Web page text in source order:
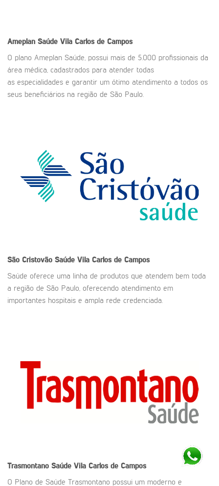
Ameplan Saúde Vila Carlos de Campos
O plano Ameplan Saúde, possui mais de 5.000 profissionais da
área médica, cadastrados para atender todas
as especialidades e garantir um ótimo atendimento a todos os
seus beneficiários na região de São Paulo.
São Cristovão Saúde Vila Carlos de Campos
Saúde oferece uma linha de produtos que atendem bem toda
a região de São Paulo, oferecendo atendimento em
importantes hospitais e ampla rede credenciada.
Trasmontano Saúde Vila Carlos de Campos
O Plano de Saúde Trasmontano possui um moderno e